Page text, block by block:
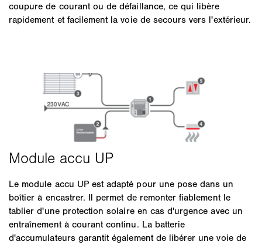
coupure de courant ou de défaillance, ce qui libère
rapidement et facilement la voie de secours vers l'extérieur.
Le module accu UP est adapté pour une pose dans un
boîtier à encastrer. Il permet de remonter fiablement le
tablier d'une protection solaire en cas d'urgence avec un
entraînement à courant continu. La batterie
d'accumulateurs garantit également de libérer une voie de